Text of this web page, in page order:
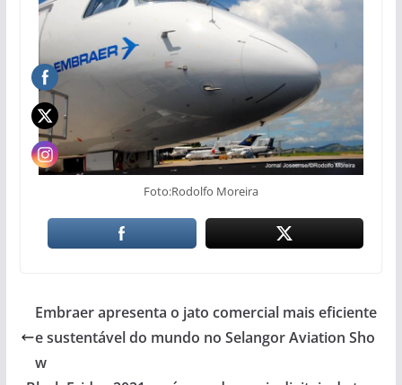
Foto:Rodolfo Moreira
Embraer apresenta o jato comercial mais eficiente
e sustentável do mundo no Selangor Aviation Sho
w